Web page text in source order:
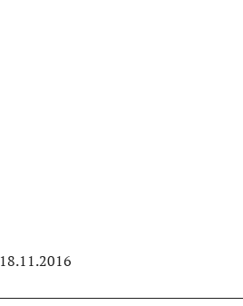
18.11.2016